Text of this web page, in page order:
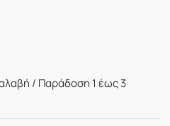
/ Παράδoση 1 έως 3